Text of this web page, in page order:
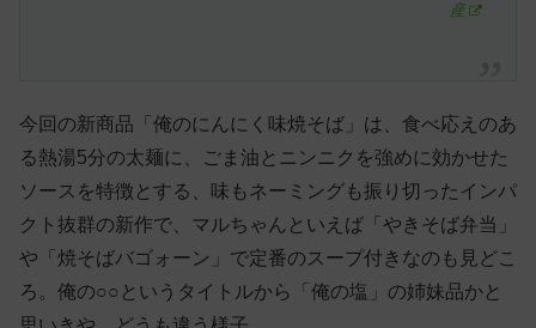
産
今回の新商品「俺のにんにく味焼そば」は、食べ応えのあ
る熱湯5分の太麺に、ごま油とニンニクを強めに効かせた
ソースを特徴とする、味もネーミングも振り切ったインパ
クト抜群の新作で、マルちゃんといえば「やきそば弁当」
や「焼そばバゴォーン」で定番のスープ付きなのも見どこ
ろ。俺の○○というタイトルから「俺の塩」の姉妹品かと